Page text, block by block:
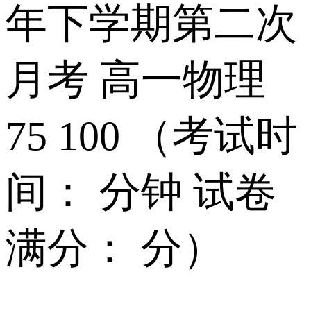
年下学期第二次
月考 高一物理
75 100 （考试时
间： 分钟 试卷
满分： 分）